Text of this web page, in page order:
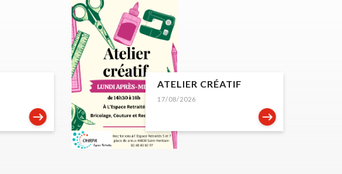
17/08/2026
ATELIER CRÉATIF